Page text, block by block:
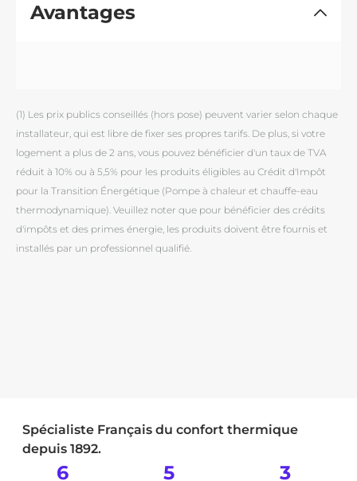
Avantages
(1) Les prix publics conseillés (hors pose) peuvent varier selon chaque
installateur, qui est libre de fixer ses propres tarifs. De plus, si votre
logement a plus de 2 ans, vous pouvez bénéficier d'un taux de TVA
réduit à 10% ou à 5,5% pour les produits éligibles au Crédit d'Impôt
pour la Transition Énergétique (Pompe à chaleur et chauffe-eau
thermodynamique). Veuillez noter que pour bénéficier des crédits
d'impôts et des primes énergie, les produits doivent être fournis et
installés par un professionnel qualifié.
Spécialiste Français du confort thermique
depuis 1892.
6 5 3